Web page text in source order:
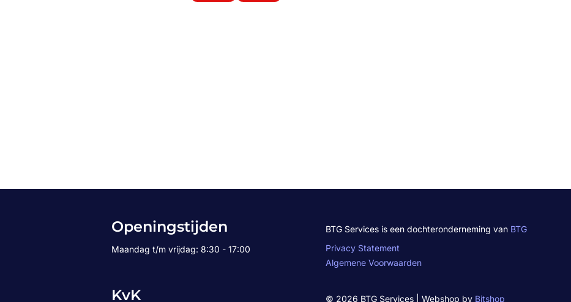
Openingstijden
Maandag t/m vrijdag: 8:30 - 17:00
KvK
BTG Services is een dochteronderneming van BTG
Privacy Statement
Algemene Voorwaarden
© 2026 BTG Services | Webshop by Bitshop